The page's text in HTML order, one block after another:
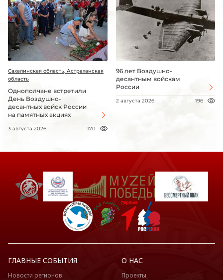
Сахалинская область, Астраханская
область
Однополчане встретили
День Воздушно-
десантных войск России
на памятных акциях
3 августа 2026 170
96 лет Воздушно-
десантным войскам
России
2 августа 2026 196
ГЛАВНЫЕ СОБЫТИЯ
Новости регионов
О НАС
Проекты